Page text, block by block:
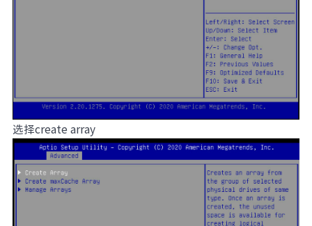
选择create array